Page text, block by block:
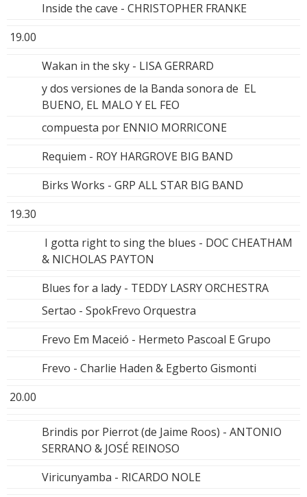
Inside the cave - CHRISTOPHER FRANKE
19.00
Wakan in the sky - LISA GERRARD
y dos versiones de la Banda sonora de EL
BUENO, EL MALO Y EL FEO
compuesta por ENNIO MORRICONE
Requiem - ROY HARGROVE BIG BAND
Birks Works - GRP ALL STAR BIG BAND
19.30
I gotta right to sing the blues - DOC CHEATHAM
& NICHOLAS PAYTON
Blues for a lady - TEDDY LASRY ORCHESTRA
Sertao - SpokFrevo Orquestra
Frevo Em Maceió - Hermeto Pascoal E Grupo
Frevo - Charlie Haden & Egberto Gismonti
20.00
Brindis por Pierrot (de Jaime Roos) - ANTONIO
SERRANO & JOSÉ REINOSO
Viricunyamba - RICARDO NOLE